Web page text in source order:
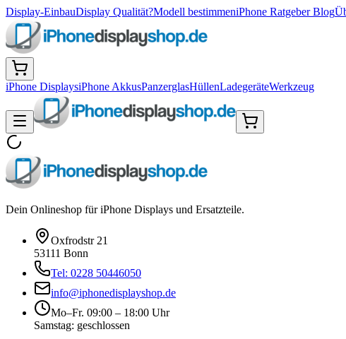
Display-EinbauDisplay Qualität?Modell bestimmeniPhone Ratgeber Blog
iPhone DisplaysiPhone AkkusPanzerglasHüllenLadegeräteWerkzeug
Dein Onlineshop für iPhone Displays und Ersatzteile.
Oxfrodstr 21
53111 Bonn
Tel: 0228 50446050
info@iphonedisplayshop.de
Mo–Fr. 09:00 – 18:00 Uhr
Samstag: geschlossen